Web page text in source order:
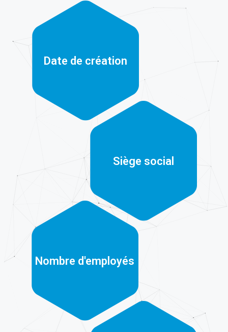
Date de création
2015
Siège social
Genève
Nombre d'employés
+56 k